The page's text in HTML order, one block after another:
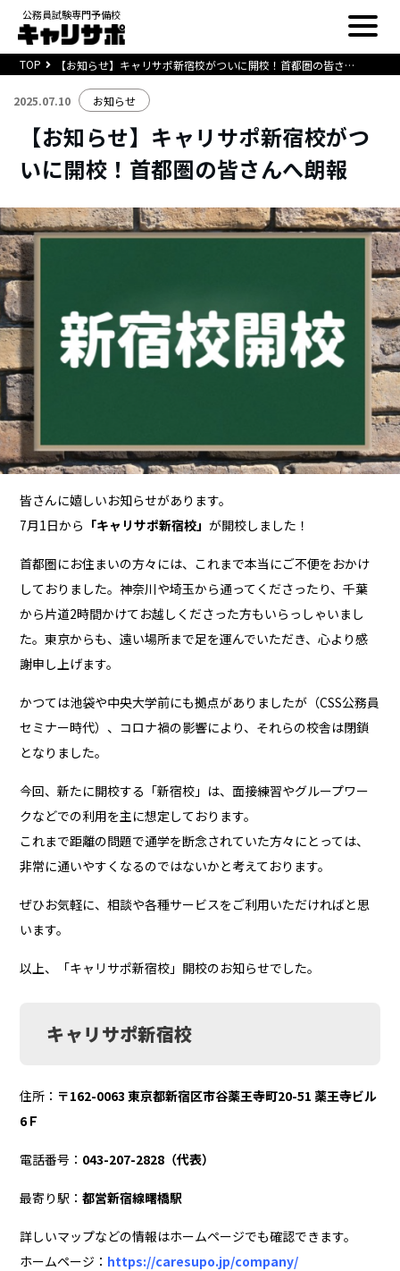
公務員試験専門予備校
TOP 【お知らせ】キャリサポ新宿校がついに開校！首都圏の皆さんへ朗報
2025.07.10 お知らせ
【お知らせ】キャリサポ新宿校がつ
いに開校！首都圏の皆さんへ朗報
皆さんに嬉しいお知らせがあります。
7月1日から 「キャリサポ新宿校」が開校しました！
首都圏にお住まいの方々には、これまで本当にご不便をおかけ
しておりました。神奈川や埼玉から通ってくださったり、千葉
から片道2時間かけてお越しくださった方もいらっしゃいまし
た。東京からも、遠い場所まで足を運んでいただき、心より感
謝申し上げます。
かつては池袋や中央大学前にも拠点がありましたが（CSS公務員
セミナー時代）、コロナ禍の影響により、それらの校舎は閉鎖
となりました。
今回、新たに開校する「新宿校」は、面接練習やグループワー
クなどでの利用を主に想定しております。
これまで距離の問題で通学を断念されていた方々にとっては、
非常に通いやすくなるのではないかと考えております。
ぜひお気軽に、相談や各種サービスをご利用いただければと思
います。
以上、「キャリサポ新宿校」開校のお知らせでした。
キャリサポ新宿校
住所： 〒162-0063 東京都新宿区市谷薬王寺町20-51 薬王寺ビル
6Ｆ
電話番号： 043-207-2828（代表）
最寄り駅：都営新宿線曙橋駅
詳しいマップなどの情報はホームページでも確認できます。
ホームページ： https://caresupo.jp/company/